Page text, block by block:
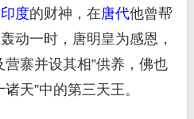
度的财神，在唐代他曾帮
动一时，唐明皇为感恩，
寨并设其相”供养，佛也
天”中的第三天王。